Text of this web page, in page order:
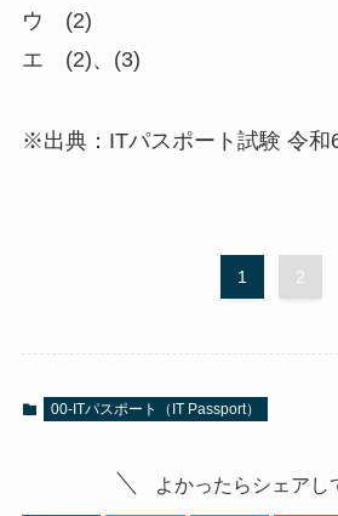
ウ (2)
エ (2)、(3)
※出典：ITパスポート試験 令和
1 2
00-ITパスポート（IT Passport）
よかったらシェアし